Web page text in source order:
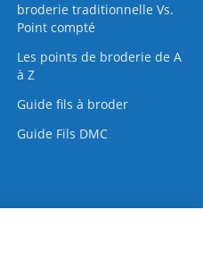
broderie traditionnelle Vs.
Point compté
Les points de broderie de A
à Z
Guide fils à broder
Guide Fils DMC